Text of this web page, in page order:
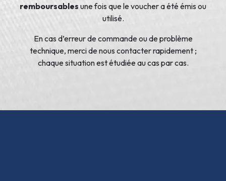
remboursables une fois que le voucher a été émis ou
utilisé.
En cas d’erreur de commande ou de problème
technique, merci de nous contacter rapidement ;
chaque situation est étudiée au cas par cas.